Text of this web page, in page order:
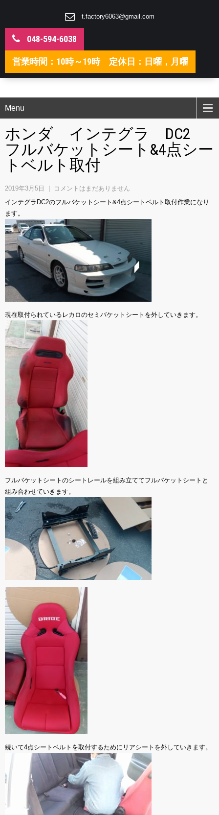
t.factory6063@gmail.com
048-594-6038
営業時間：10時～19時 定休日：日曜，月曜
Menu
ホンダ インテグラ DC2
フルバケットシート&4点シー
トベルト取付
2019年3月5日
コメントはまだありません
インテグラDC2のフルバケットシート&4点シートベルト取付作業になり
ます。
現在取付られているレカロのセミバケットシートを外していきます。
フルバケットシートのシートレールを組み立ててフルバケットシートと
組み合わせていきます。
続いて4点シートベルトを取付するためにリアシートを外していきます。